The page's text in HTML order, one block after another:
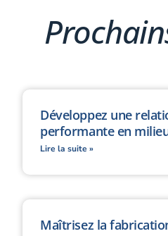
Développez une
performante en
Lire la suite »
Maîtrisez la